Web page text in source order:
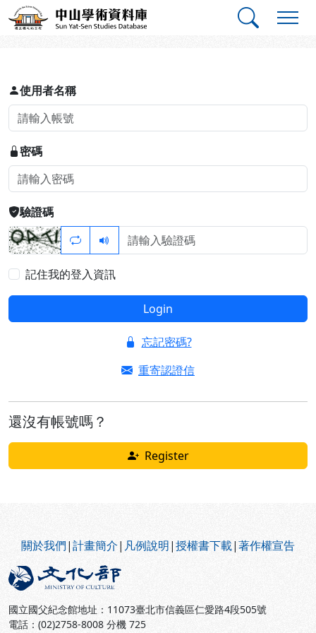
跳到主要內容
中山學術資料庫
登入
使用者名稱
密碼
驗證碼
記住我的登入資訊
Login
忘記密碼?
重寄認證信
還沒有帳號嗎？
Register
關於我們|計畫簡介| 凡例說明|授權書下載|著作權宣告
國立國父紀念館地址：11073臺北市信義區仁愛路4段505號
電話：(02)2758-8008 分機 725